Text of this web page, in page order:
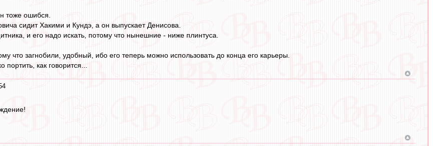
тоже ошибся.
сидит Хакими и Кундэ, а он выпускает Денисова.
и его надо искать, потому что нынешние - ниже плинтуса.
что загнобили, удобный, ибо его теперь можно использовать до конца его карьеры.
портить, как говорится...